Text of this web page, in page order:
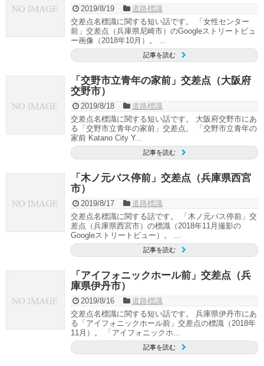
2019/8/19
道路標識
交差点名標識に関する短い話です。 「女性センター
前」交差点（兵庫県尼崎市）のGoogleストリートビュ
ー画像（2018年10月）。 ...
記事を読む
「交野市立青年の家前」交差点（大阪府
交野市）
2019/8/18
道路標識
交差点名標識に関する短い話です。 大阪府交野市にあ
る「交野市立青年の家前」交差点。 「交野市立青年の
家前 Katano City Y...
記事を読む
「木ノ元バス停前」交差点（兵庫県西宮
市）
2019/8/17
道路標識
交差点名標識に関する話です。 「木ノ元バス停前」交
差点（兵庫県西宮市）の標識（2018年11月撮影の
Googleストリートビュー）。 ...
記事を読む
「アイフォニックホール前」交差点（兵
庫県伊丹市）
2019/8/16
道路標識
交差点名標識に関する短い話です。 兵庫県伊丹市にあ
る「アイフォニックホール前」交差点の標識（2018年
11月）。 「アイフォニックホ...
記事を読む